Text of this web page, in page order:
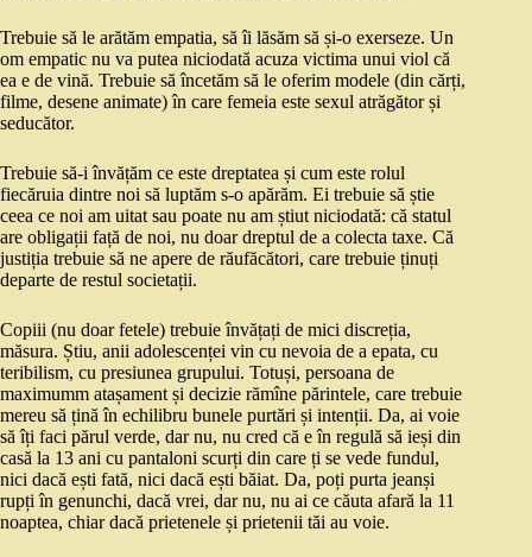
Trebuie să le arătăm empatia, să îi lăsăm să și-o exerseze. Un
om empatic nu va putea niciodată acuza victima unui viol că
ea e de vină. Trebuie să încetăm să le oferim modele (din cărți,
filme, desene animate) în care femeia este sexul atrăgător și
seducător.
Trebuie să-i învățăm ce este dreptatea și cum este rolul
fiecăruia dintre noi să luptăm s-o apărăm. Ei trebuie să știe
ceea ce noi am uitat sau poate nu am știut niciodată: că statul
are obligații față de noi, nu doar dreptul de a colecta taxe. Că
justiția trebuie să ne apere de răufăcători, care trebuie ținuți
departe de restul societații.
Copiii (nu doar fetele) trebuie învățați de mici discreția,
măsura. Știu, anii adolescenței vin cu nevoia de a epata, cu
teribilism, cu presiunea grupului. Totuși, persoana de
maximumm atașament și decizie rămîne părintele, care trebuie
mereu să țină în echilibru bunele purtări și intenții. Da, ai voie
să îți faci părul verde, dar nu, nu cred că e în regulă să ieși din
casă la 13 ani cu pantaloni scurți din care ți se vede fundul,
nici dacă ești fată, nici dacă ești băiat. Da, poți purta jeanși
rupți în genunchi, dacă vrei, dar nu, nu ai ce căuta afară la 11
noaptea, chiar dacă prietenele și prietenii tăi au voie.